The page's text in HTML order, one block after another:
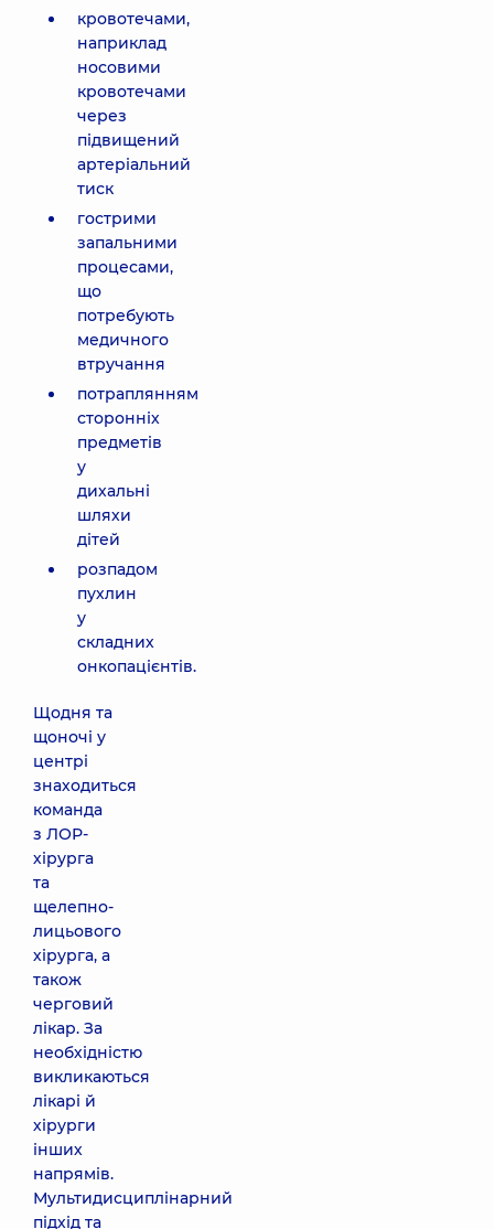
кровотечами,
наприклад
носовими
кровотечами
через
підвищений
артеріальний
тиск
гострими
запальними
процесами,
що
потребують
медичного
втручання
потраплянням
сторонніх
предметів
у
дихальні
шляхи
дітей
розпадом
пухлин
у
складних
онкопацієнтів.
Щодня та
щоночі у
центрі
знаходиться
команда
з ЛОР-
хірурга
та
щелепно-
лицьового
хірурга, а
також
черговий
лікар. За
необхідністю
викликаються
лікарі й
хірурги
інших
напрямів.
Мультидисциплінарний
підхід та